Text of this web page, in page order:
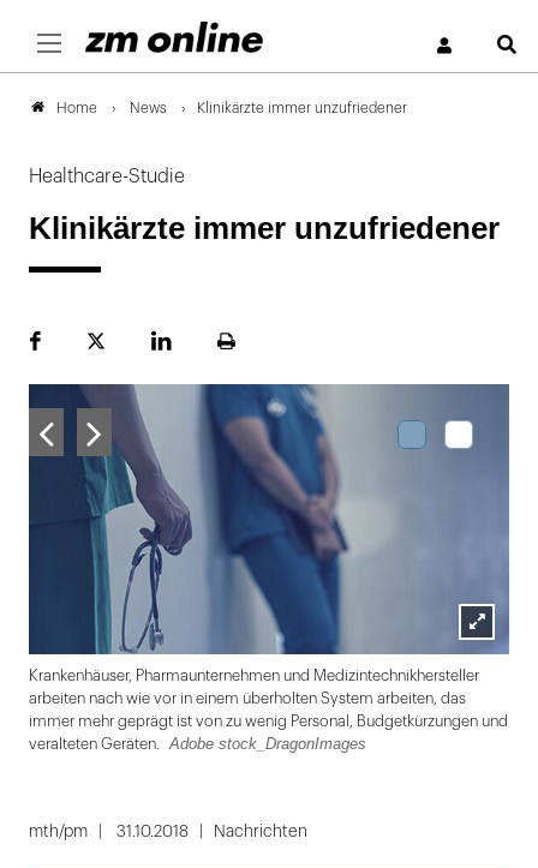
Home News Klinikärzte immer unzufriedener
Healthcare-Studie
Klinikärzte immer unzufriedener
FacebookPlattformLinekdInSeite
Lightbox
öffnen
Krankenhäuser, Pharmaunternehmen und Medizintechnikhersteller
arbeiten nach wie vor in einem überholten System arbeiten, das
immer mehr geprägt ist von zu wenig Personal, Budgetkürzungen und
veralteten Geräten.
Adobe stock_DragonImages
1mth/pm 31.10.2018 Nachrichten